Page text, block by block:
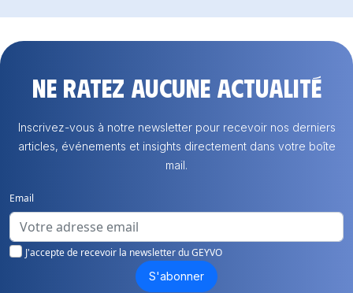
Ne ratez aucune actualité
Inscrivez-vous à notre newsletter pour recevoir nos derniers
articles, événements et insights directement dans votre boîte
mail.
Email
J'accepte de recevoir la newsletter du GEYVO
S'abonner